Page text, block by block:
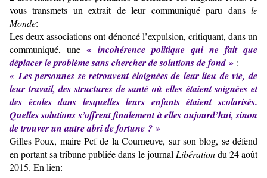
vous transmets un extrait de leur communiqué paru dans le
Monde:
Les deux associations ont dénoncé l’expulsion, critiquant, dans un
communiqué, une « incohérence politique qui ne fait que
déplacer le problème sans chercher de solutions de fond» :
« Les personnes se retrouvent éloignées de leur lieu de vie, de
leur travail, des structures de santé où elles étaient soignées et
des écoles dans lesquelles leurs enfants étaient scolarisés.
Quelles solutions s’offrent finalement à elles aujourd’hui, sinon
de trouver un autre abri de fortune ? »
Gilles Poux, maire Pcf de la Courneuve, sur son blog, se défend
en portant sa tribune publiée dans le journal Libérationdu 24 août
2015. En lien: